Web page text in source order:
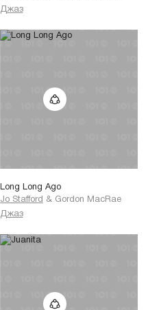
Джаз
Long Long Ago
Jo Stafford & Gordon MacRae
Джаз